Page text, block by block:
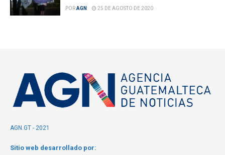
PORAGN 25 DE AGOSTO DE 2020
AGN.GT - 2021
Sitio web desarrollado por: